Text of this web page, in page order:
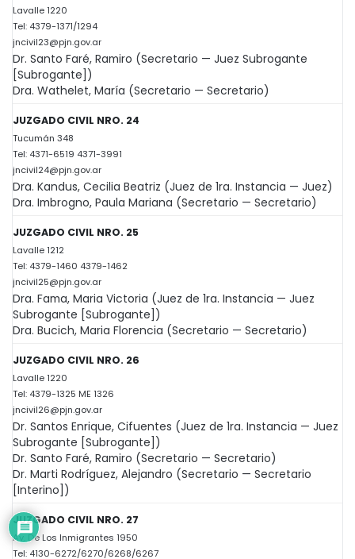
Lavalle 1220
Tel: 4379-1371/1294
jncivil23@pjn.gov.ar
Dr. Santo Faré, Ramiro (Secretario — Juez Subrogante
[Subrogante])
Dra. Wathelet, María (Secretario — Secretario)
JUZGADO CIVIL NRO. 24
Tucumán 348
Tel: 4371-6519 4371-3991
jncivil24@pjn.gov.ar
Dra. Kandus, Cecilia Beatriz (Juez de 1ra. Instancia — Juez)
Dra. Imbrogno, Paula Mariana (Secretario — Secretario)
JUZGADO CIVIL NRO. 25
Lavalle 1212
Tel: 4379-1460 4379-1462
jncivil25@pjn.gov.ar
Dra. Fama, Maria Victoria (Juez de 1ra. Instancia — Juez
Subrogante [Subrogante])
Dra. Bucich, Maria Florencia (Secretario — Secretario)
JUZGADO CIVIL NRO. 26
Lavalle 1220
Tel: 4379-1325 ME 1326
jncivil26@pjn.gov.ar
Dr. Santos Enrique, Cifuentes (Juez de 1ra. Instancia — Juez
Subrogante [Subrogante])
Dr. Santo Faré, Ramiro (Secretario — Secretario)
Dr. Marti Rodríguez, Alejandro (Secretario — Secretario
[Interino])
JUZGADO CIVIL NRO. 27
Av. De Los Inmigrantes 1950
Tel: 4130-6272/6270/6268/6267